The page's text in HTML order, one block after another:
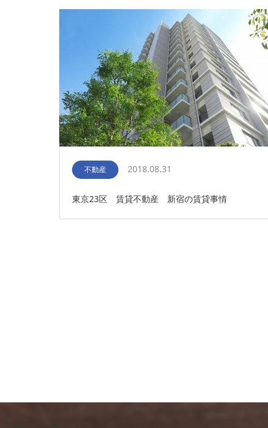
不動産 2018.08.31
東京23区 賃貸不動産 新宿の賃貸事情